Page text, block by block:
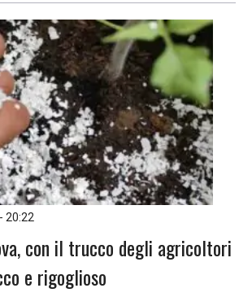
20:22
con il trucco degli agricoltori
e rigoglioso